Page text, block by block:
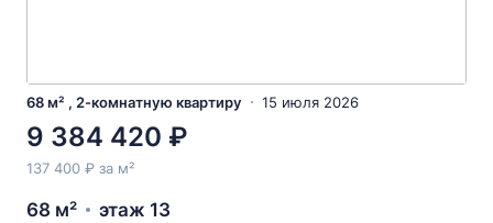
68 м² , 2-комнатную квартиру 15 июля 2026
9 384 420 ₽
137 400 ₽ за м²
68 м² этаж 13